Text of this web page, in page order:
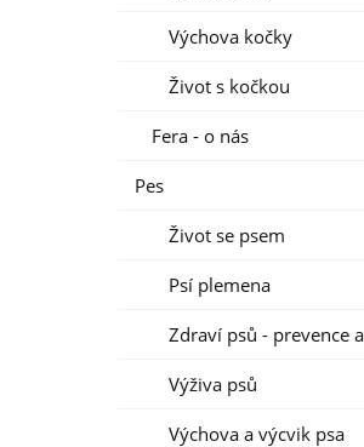
Výchova kočky
Život s kočkou
Fera - o nás
Pes
Život se psem
Psí plemena
Zdraví psů - prevence
Výživa psů
Výchova a výcvik psa